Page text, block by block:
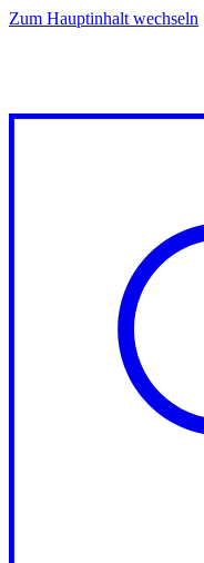
Zum Hauptinhalt wechseln